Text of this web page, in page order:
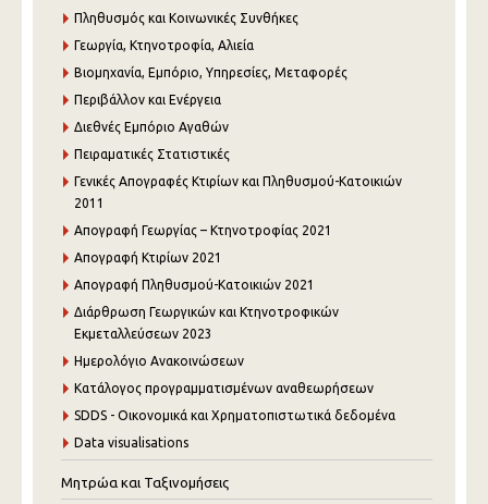
Πληθυσμός και Κοινωνικές Συνθήκες
Γεωργία, Κτηνοτροφία, Αλιεία
Βιομηχανία, Εμπόριο, Υπηρεσίες, Μεταφορές
Περιβάλλον και Ενέργεια
Διεθνές Εμπόριο Αγαθών
Πειραματικές Στατιστικές
Γενικές Απογραφές Κτιρίων και Πληθυσμού-Κατοικιών
2011
Απογραφή Γεωργίας – Κτηνοτροφίας 2021
Απογραφή Κτιρίων 2021
Απογραφή Πληθυσμού-Κατοικιών 2021
Διάρθρωση Γεωργικών και Κτηνοτροφικών
Εκμεταλλεύσεων 2023
Ημερολόγιο Ανακοινώσεων
Κατάλογος προγραμματισμένων αναθεωρήσεων
SDDS - Οικονομικά και Χρηματοπιστωτικά δεδομένα
Data visualisations
Μητρώα και Ταξινομήσεις